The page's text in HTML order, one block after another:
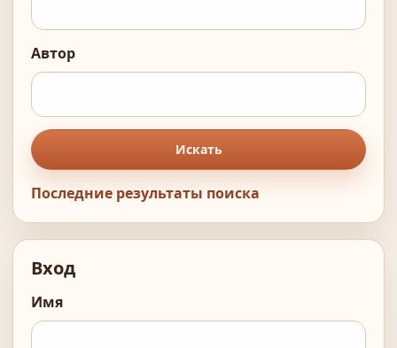
Автор
Искать
Последние результаты поиска
Вход
Имя